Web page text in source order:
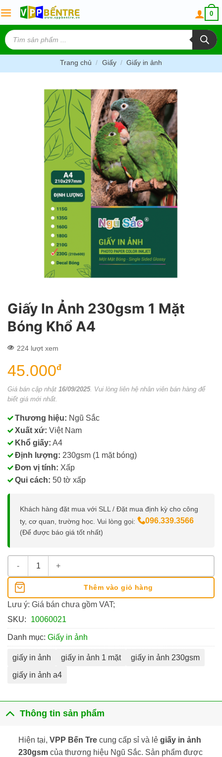
to
content
0
Tìm
kiếm
sản
phẩm
Trang chủ / Giấy / Giấy in ảnh
Giấy In Ảnh 230gsm 1 Mặt
Bóng Khổ A4
224 lượt xem
45.000đ
Giá bán cập nhật 16/09/2025. Vui lòng liên hệ nhân viên bán hàng để
biết giá mới nhất.
Thương hiệu: Ngũ Sắc
Xuất xứ: Việt Nam
Khổ giấy: A4
Định lượng: 230gsm (1 mặt bóng)
Đơn vị tính: Xấp
Qui cách: 50 tờ xấp
Khách hàng đặt mua với SLL / Đặt mua định kỳ cho công
ty, cơ quan, trường học. Vui lòng gọi:
096.339.3566
(Để được báo giá tốt nhất)
Giấy In Ảnh 230gsm 1 Mặt Bóng Khổ A4 số lượng
Thêm vào giỏ hàng
Lưu ý: Giá bán chưa gồm VAT;
SKU:
10060021
Danh mục: Giấy in ảnh
giấy in ảnh giấy in ảnh 1 mặt giấy in ảnh 230gsm
giấy in ảnh a4
Thông tin sản phẩm
Hiện tại, VPP Bến Tre cung cấp sỉ và lẻ giấy in ảnh
230gsmcủa thương hiệu Ngũ Sắc. Sản phẩm được